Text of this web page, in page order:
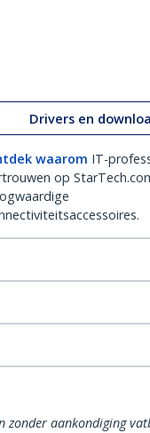
Drivers en
waarom IT-
op
aankondiging